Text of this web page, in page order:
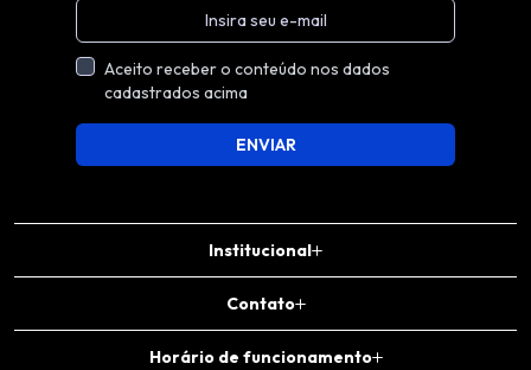
Institucional
Contato
Horário de funcionamento
Aceito receber o conteúdo nos dados
cadastrados acima
ENVIAR